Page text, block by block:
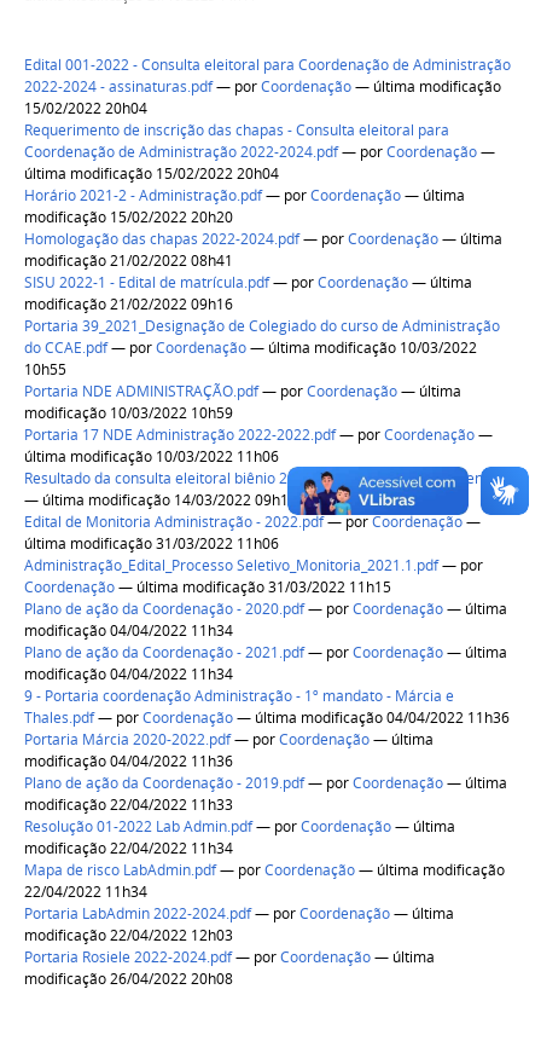
Edital 001-2022 - Consulta eleitoral para Coordenação de Administração
2022-2024 - assinaturas.pdf— porCoordenação— última modificação
15/02/2022 20h04
Requerimento de inscrição das chapas - Consulta eleitoral para
Coordenação de Administração 2022-2024.pdf— porCoordenação—
última modificação 15/02/2022 20h04
Horário 2021-2 - Administração.pdf— porCoordenação— última
modificação 15/02/2022 20h20
Homologação das chapas 2022-2024.pdf— porCoordenação— última
modificação 21/02/2022 08h41
SISU 2022-1 - Edital de matrícula.pdf— porCoordenação— última
modificação 21/02/2022 09h16
Portaria 39_2021_Designação de Colegiado do curso de Administração
do CCAE.pdf— porCoordenação— última modificação 10/03/2022
10h55
Portaria NDE ADMINISTRAÇÃO.pdf— porCoordenação— última
modificação 10/03/2022 10h59
Portaria 17 NDE Administração 2022-2022.pdf— porCoordenação—
última modificação 10/03/2022 11h06
Resultado da consulta eleitoral biênio 2022-2024.pdf—porCoordenação
— última modificação 14/03/2022 09h10
Edital de Monitoria Administração - 2022.pdf—porCoordenação—
última modificação 31/03/2022 11h06
Administração_Edital_Processo Seletivo_Monitoria_2021.1.pdf— por
Coordenação— última modificação 31/03/2022 11h15
Plano de ação da Coordenação - 2020.pdf— porCoordenação— última
modificação 04/04/2022 11h34
Plano de ação da Coordenação - 2021.pdf— porCoordenação— última
modificação 04/04/2022 11h34
9 - Portaria coordenação Administração - 1º mandato - Márcia e
Thales.pdf— porCoordenação— última modificação 04/04/2022 11h36
Portaria Márcia 2020-2022.pdf— porCoordenação— última
modificação 04/04/2022 11h36
Plano de ação da Coordenação - 2019.pdf— porCoordenação— última
modificação 22/04/2022 11h33
Resolução 01-2022 Lab Admin.pdf— porCoordenação— última
modificação 22/04/2022 11h34
Mapa de risco LabAdmin.pdf— porCoordenação— última modificação
22/04/2022 11h34
Portaria LabAdmin 2022-2024.pdf— porCoordenação— última
modificação 22/04/2022 12h03
Portaria Rosiele 2022-2024.pdf— porCoordenação— última
modificação 26/04/2022 20h08